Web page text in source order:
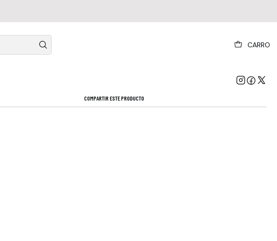
CARRO
Average White Band - Access All Areas (cd)
COMPARTIR ESTE PRODUCTO